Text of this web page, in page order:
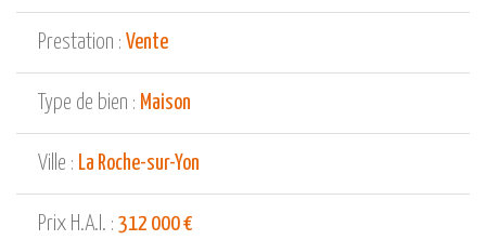
Prestation : Vente
Type de bien : Maison
Ville : La Roche-sur-Yon
Prix H.A.I. : 312 000 €